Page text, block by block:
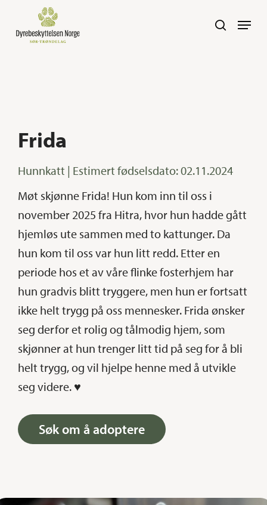
search
Frida
Hunnkatt | Estimert fødselsdato: 02.11.2024
Møt skjønne Frida! Hun kom inn til oss i
november 2025 fra Hitra, hvor hun hadde gått
hjemløs ute sammen med to kattunger. Da
hun kom til oss var hun litt redd. Etter en
periode hos et av våre flinke fosterhjem har
hun gradvis blitt tryggere, men hun er fortsatt
ikke helt trygg på oss mennesker. Frida ønsker
seg derfor et rolig og tålmodig hjem, som
skjønner at hun trenger litt tid på seg for å bli
helt trygg, og vil hjelpe henne med å utvikle
seg videre. ♥
Søk om å adoptere